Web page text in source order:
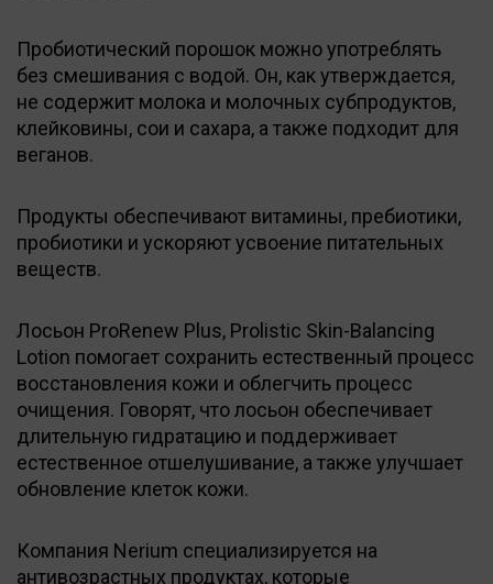
Пробиотический порошок можно употреблять
без смешивания с водой. Он, как утверждается,
не содержит молока и молочных субпродуктов,
клейковины, сои и сахара, а также подходит для
веганов.
Продукты обеспечивают витамины, пребиотики,
пробиотики и ускоряют усвоение питательных
веществ.
Лосьон ProRenew Plus, Prolistic Skin-Balancing
Lotion помогает сохранить естественный процесс
восстановления кожи и облегчить процесс
очищения. Говорят, что лосьон обеспечивает
длительную гидратацию и поддерживает
естественное отшелушивание, а также улучшает
обновление клеток кожи.
Компания Nerium специализируется на
антивозрастных продуктах, которые